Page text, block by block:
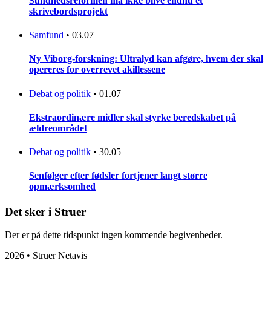
skrivebordsprojekt
Samfund • 03.07
Ny Viborg-forskning: Ultralyd kan afgøre, hvem der skal
opereres for overrevet akillessene
Debat og politik • 01.07
Ekstraordinære midler skal styrke beredskabet på
ældreområdet
Debat og politik • 30.05
Senfølger efter fødsler fortjener langt større
opmærksomhed
Det sker i Struer
Der er på dette tidspunkt ingen kommende begivenheder.
2026 • Struer Netavis